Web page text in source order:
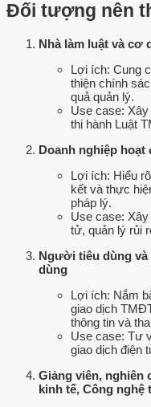
Đối tượng nên
Nhà làm luật và cơ
Lợi ích: Cung
thiện chính
quả quản lý.
Use case:
thi hành Luật
Doanh nghiệp
Lợi ích: Hiểu
kết và thực
pháp lý.
Use case:
tử, quản lý rủi
Người tiêu dùng
dùng
Lợi ích: Nắm
giao dịch
thông tin và
Use case: Tư
giao dịch điện
Giảng viên, nghiên
kinh tế, Công nghệ